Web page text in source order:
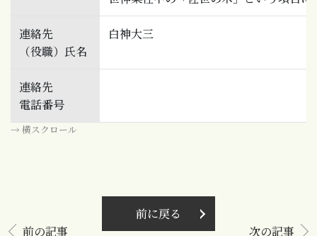
連絡先
（役職）氏名
白神大三
連絡先
電話番号
→ 横スクロール
前に戻る
前の記事
次の記事